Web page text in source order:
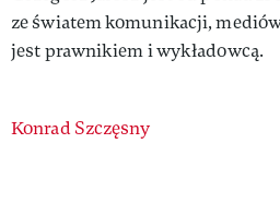
ze światem komunikacji,
jest prawnikiem i wykładowcą.
Authors
Konrad Szczęsny